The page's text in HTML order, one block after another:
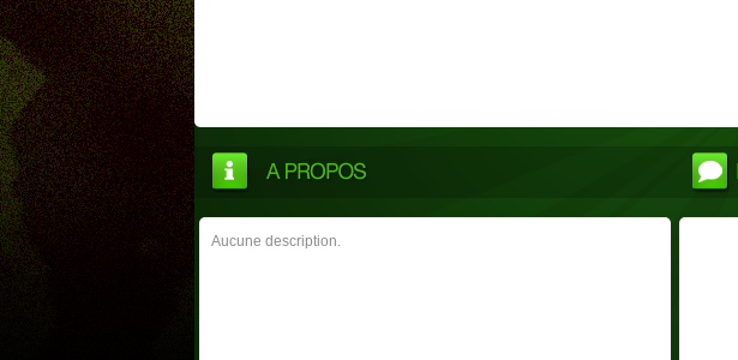
Aucune description.